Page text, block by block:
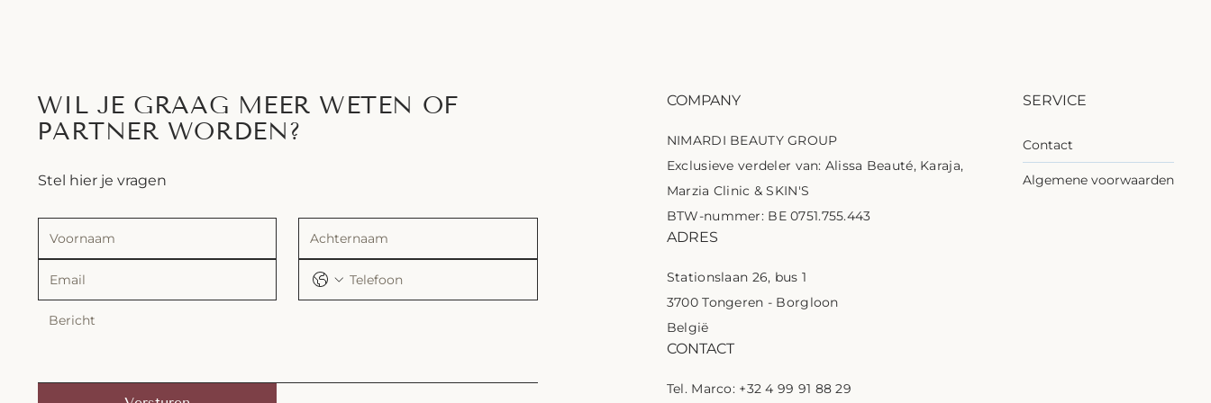
WIL JE GRAAG MEER WETEN OF
PARTNER WORDEN?
Stel hier je vragen
SERVICE
Contact
Algemene voorwaarden
COMPANY
NIMARDI BEAUTY GROUP
Exclusieve verdeler van: Alissa Beauté, Karaja,
Marzia Clinic & SKIN'S
BTW-nummer: BE 0751.755.443
ADRES
Stationslaan 26, bus 1
3700 Tongeren - Borgloon
België
CONTACT
Tel. Marco: +32 4 99 91 88 29